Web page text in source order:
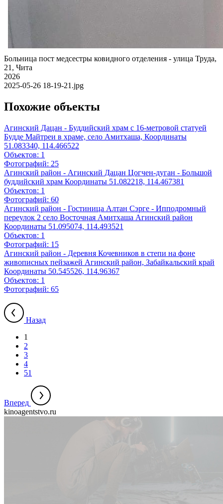
Больница пост медсестры ковидного отделения - улица Труда,
21, Чита
2026
2025-05-26 18-19-21.jpg
Похожие объекты
Агинский Дацан - Буддийский храм с 16-метровой статуей
Будде Майтреи в храме, село Амитхаша, Координаты
51.083340, 114.466522
Объектов: 1
Фотографий: 25
Агинский район - Агинский Дацан Цогчен-дуган - Большой
буддийский храм Координаты 51.082218, 114.467381
Объектов: 1
Фотографий: 60
Агинский район - Гостиница Алтан Сэрге - Ипподромный
переулок 2 село Восточная Амитхаша Агинский район
Координаты 51.095074, 114.493521
Объектов: 1
Фотографий: 15
Агинский район - Деревня Кочевников в степи на фоне
живописных пейзажей Агинский район, Забайкальский край
Координаты 50.545526, 114.96367
Объектов: 1
Фотографий: 65
Назад
1
2
3
4
51
Вперед
kinoagentstvo.ru